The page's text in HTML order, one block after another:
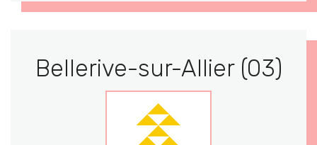
Bellerive-sur-Allier (03)